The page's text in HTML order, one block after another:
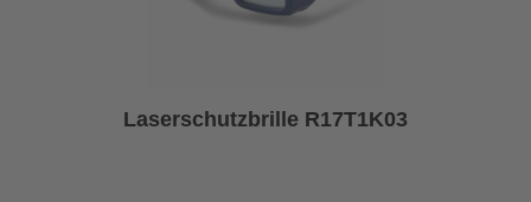
Laserschutzbrille R17T1K03